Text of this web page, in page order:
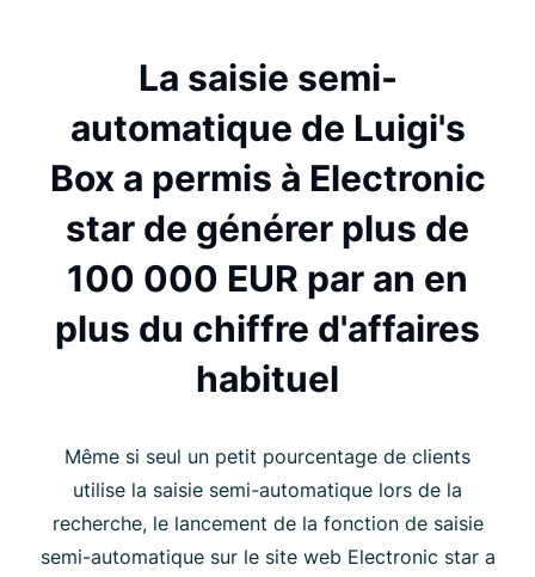
La saisie semi-
automatique de Luigi's
Box a permis à Electronic
star de générer plus de
100 000 EUR par an en
plus du chiffre d'affaires
habituel
Même si seul un petit pourcentage de clients
utilise la saisie semi-automatique lors de la
recherche, le lancement de la fonction de saisie
semi-automatique sur le site web Electronic star a